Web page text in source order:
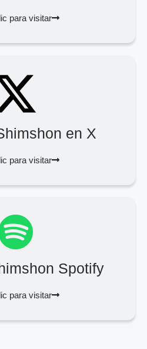
para visitar
en X
para visitar
Spotify
para visitar